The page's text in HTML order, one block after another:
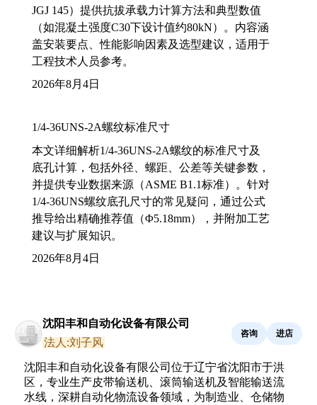
JGJ 145）提供抗拔承载力计算方法和典型数值
（如混凝土强度C30下设计值约80kN）。内容涵
盖安装要点、性能影响因素及选型建议，适用于
工程技术人员参考。
2026年8月4日
1/4-36UNS-2A螺纹标准尺寸
本文详细解析1/4-36UNS-2A螺纹的标准尺寸及
底孔计算，包括外径、螺距、公差等关键参数，
并提供专业数据来源（ASME B1.1标准）。针对
1/4-36UNS螺纹底孔尺寸的常见疑问，通过公式
推导给出精确推荐值（Φ5.18mm），并附加工艺
建议与扩展知识。
2026年8月4日
沈阳丰和自动化设备有限公司
法人:刘子风
咨询 进店
沈阳丰和自动化设备有限公司位于辽宁省沈阳市于洪
区，专业生产皮带输送机、滚筒输送机及智能输送流
水线，深耕自动化物流设备领域，为制造业、仓储物